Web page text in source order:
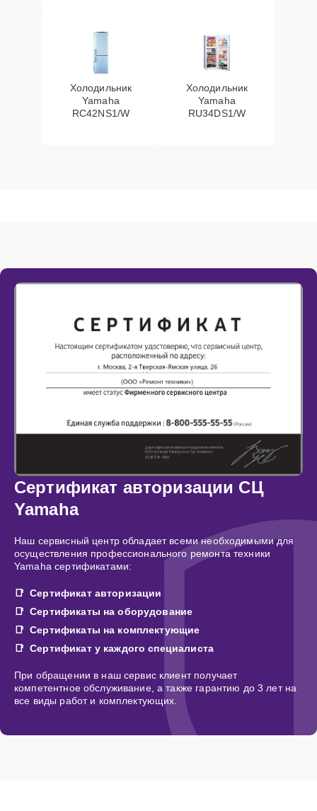
Холодильник
Yamaha
RC42NS1/W
Холодильник
Yamaha
RU34DS1/W
Сертификат авторизации СЦ
Yamaha
Наш сервисный центр обладает всеми необходимыми для
осуществления профессионального ремонта техники
Yamaha сертификатами:
Сертификат авторизации
Сертификаты на оборудование
Сертификаты на комплектующие
Сертификат у каждого специалиста
При обращении в наш сервис клиент получает
компетентное обслуживание, а также гарантию до 3 лет на
все виды работ и комплектующих.